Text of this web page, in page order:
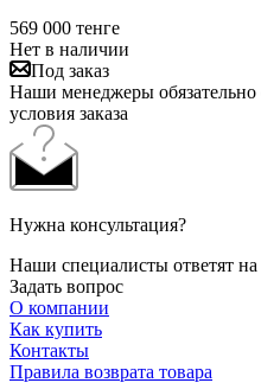
569 000 тенге
Нет в наличии
Под заказ
Наши менеджеры обязательно
условия заказа
Нужна консультация?
Наши специалисты ответят
Задать вопрос
О компании
Как купить
Контакты
Правила возврата товара